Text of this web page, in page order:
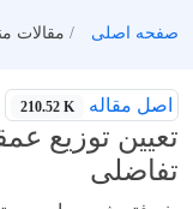
صفحه اصلی مقالات
اصل مقاله 210.52 K
تعیین توزیع
تفاضلی